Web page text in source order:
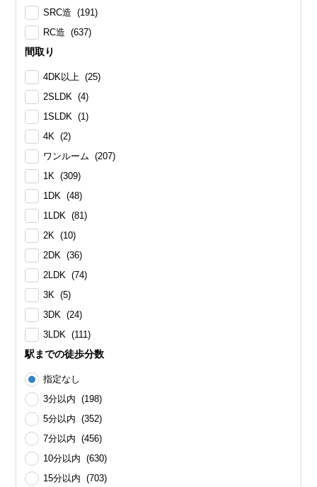
SRC造 (191)
RC造 (637)
間取り
4DK以上 (25)
2SLDK (4)
1SLDK (1)
4K (2)
ワンルーム (207)
1K (309)
1DK (48)
1LDK (81)
2K (10)
2DK (36)
2LDK (74)
3K (5)
3DK (24)
3LDK (111)
駅までの徒歩分数
指定なし
3分以内 (198)
5分以内 (352)
7分以内 (456)
10分以内 (630)
15分以内 (703)